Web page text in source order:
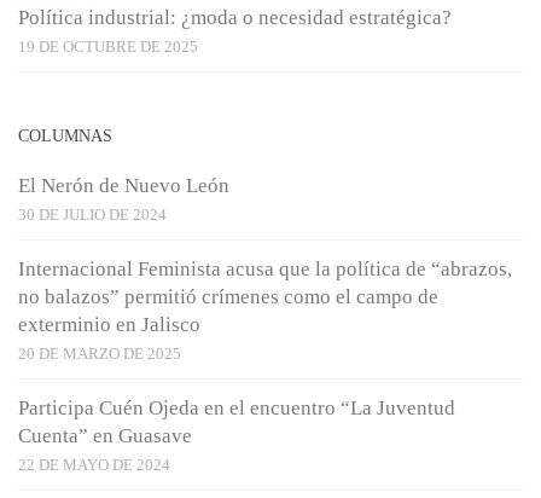
Política industrial: ¿moda o necesidad estratégica?
19 DE OCTUBRE DE 2025
COLUMNAS
El Nerón de Nuevo León
30 DE JULIO DE 2024
Internacional Feminista acusa que la política de “abrazos,
no balazos” permitió crímenes como el campo de
exterminio en Jalisco
20 DE MARZO DE 2025
Participa Cuén Ojeda en el encuentro “La Juventud
Cuenta” en Guasave
22 DE MAYO DE 2024